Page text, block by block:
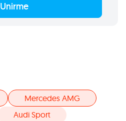
Unirme
Mercedes AMG
Audi Sport